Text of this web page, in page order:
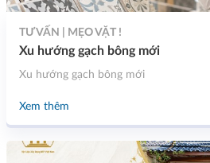
TƯ VẤN | MẸO VẶT !
Xu hướng gạch bông mới
Xu hướng gạch bông mới
Xem thêm